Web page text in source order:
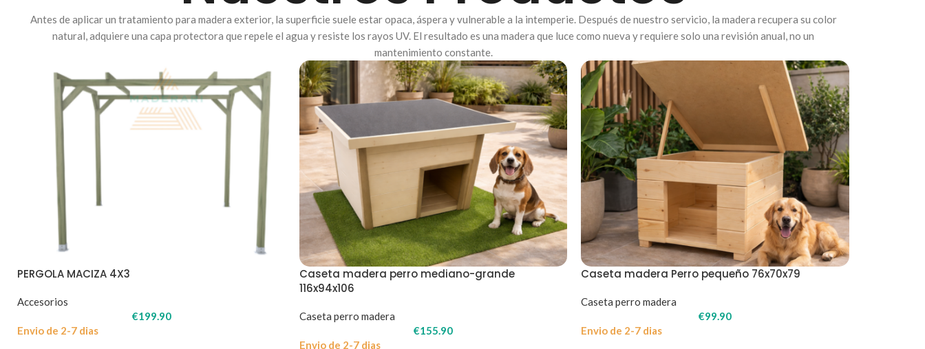
Antes de aplicar un tratamiento para madera exterior, la superficie suele estar opaca, áspera y vulnerable a la intemperie. Después de nuestro servicio, la madera recupera su color
natural, adquiere una capa protectora que repele el agua y resiste los rayos UV. El resultado es una madera que luce como nueva y requiere solo una revisión anual, no un
mantenimiento constante.
PERGOLA MACIZA 4X3
Accesorios
€199.90
Envio de 2-7 dias
Caseta madera perro mediano-grande
116x94x106
Caseta perro madera
€155.90
Envio de 2-7 dias
Caseta madera Perro pequeño 76x70x79
Caseta perro madera
€99.90
Envio de 2-7 dias